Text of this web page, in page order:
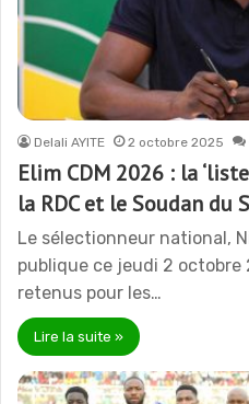
Delali AYITE 2 octobre 2025
Elim CDM 2026 : la
la RDC et le Soudan du
Le sélectionneur national,
publique ce jeudi 2
retenus pour les…
Lire la suite »